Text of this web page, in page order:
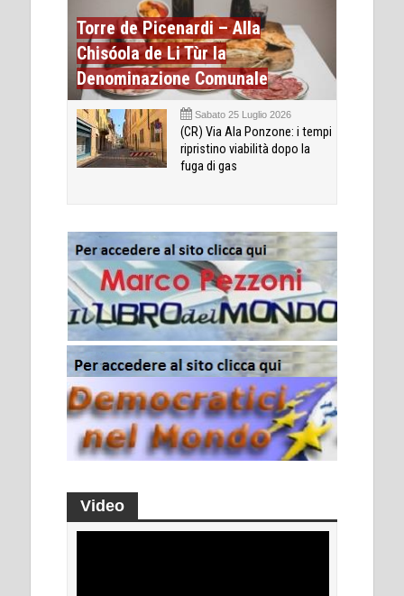
Torre de Picenardi – Alla
Chisóola de Li Tùr la
Denominazione Comunale
Sabato 25 Luglio 2026
(CR) Via Ala Ponzone: i tempi
ripristino viabilità dopo la
fuga di gas
Video